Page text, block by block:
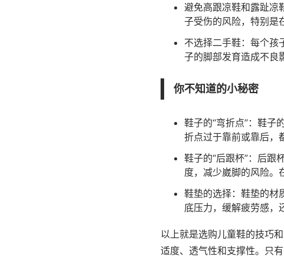
避免高跟凉鞋和露趾凉
子受伤的风险，特别是
不选择二手鞋：每个孩
子的脚部发育造成不良
你不知道的小秘密
鞋子的“弯折点”：鞋子
折点过于靠前或靠后，
鞋子的“后跟杯”：后跟
度，减少崴脚的风险。
鞋垫的选择：鞋垫的材
底压力，缓解疲劳感，
以上就是选购儿童鞋的技巧
适度、透气性和支撑性。只